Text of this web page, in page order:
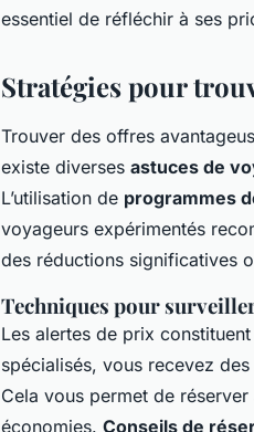
essentiel de réfléchir à ses
Stratégies pour
Trouver des offres
existe diverses astuces de
L’utilisation de programmes
voyageurs expérimentés
des réductions significatives
Techniques pour
Les alertes de prix
spécialisés, vous recevez
Cela vous permet de
économies. Conseils de